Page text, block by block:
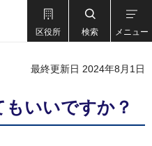
区役所 検索 メニュー
最終更新日 2024年8月1日
もいいですか？